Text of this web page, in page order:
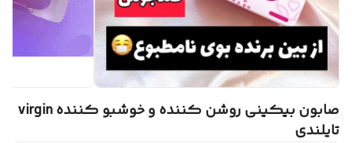
صابون بیکینی روشن کننده و خوشبو کننده virgin
تایلندی